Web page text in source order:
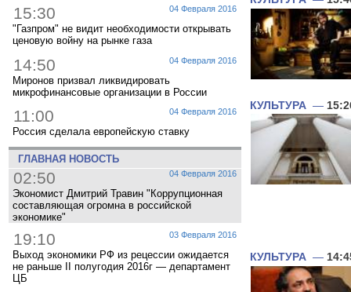
04 Февраля 2016
15:30
"Газпром" не видит необходимости открывать
ценовую войну на рынке газа
04 Февраля 2016
14:50
Миронов призвал ликвидировать
микрофинансовые организации в России
04 Февраля 2016
11:00
Россия сделала европейскую ставку
ГЛАВНАЯ НОВОСТЬ
04 Февраля 2016
02:50
Экономист Дмитрий Травин "Коррупционная
составляющая огромна в российской
экономике"
03 Февраля 2016
19:10
Выход экономики РФ из рецессии ожидается
не раньше II полугодия 2016г — департамент
ЦБ
КУЛЬТУРА —
КУЛЬТУРА —